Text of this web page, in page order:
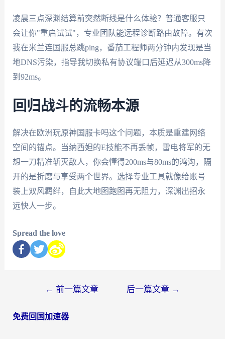
凌晨三点深渊结算前突然断线是什么体验？普通客服只
会让你"重启试试"，专业团队能远程诊断路由故障。有次
我在米兰连国服总跳ping，番茄工程师两分钟内发现是当
地DNS污染，指导我切换私有协议端口后延迟从300ms降
到92ms。
回归战斗的流畅本源
解决在欧洲玩原神国服卡吗这个问题，本质是重建网络
空间的锚点。当纳西妲的E技能不再丢帧，雷电将军的无
想一刀精准斩灭敌人，你会懂得200ms与80ms的鸿沟，隔
开的是折磨与享受两个世界。选择专业工具就像给账号
装上双风羁绊，自此大地图跑图再无阻力，深渊出招永
远快人一步。
Spread the love
← 前一篇文章 后一篇文章 →
免费回国加速器